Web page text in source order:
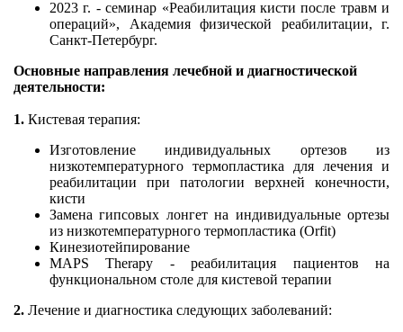
2023 г. - семинар «Реабилитация кисти после травм и
операций», Академия физической реабилитации, г.
Санкт-Петербург.
Основные направления лечебной и диагностической
деятельности:
1. Кистевая терапия:
Изготовление индивидуальных ортезов из
низкотемпературного термопластика для лечения и
реабилитации при патологии верхней конечности,
кисти
Замена гипсовых лонгет на индивидуальные ортезы
из низкотемпературного термопластика (Orfit)
Кинезиотейпирование
MAPS Therapy - реабилитация пациентов на
функциональном столе для кистевой терапии
2. Лечение и диагностика следующих заболеваний: